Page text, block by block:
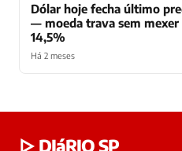
Dólar hoje fecha último
— moeda trava sem mexer
14,5%
Há 2 meses
online
▷ DIáRIO SP